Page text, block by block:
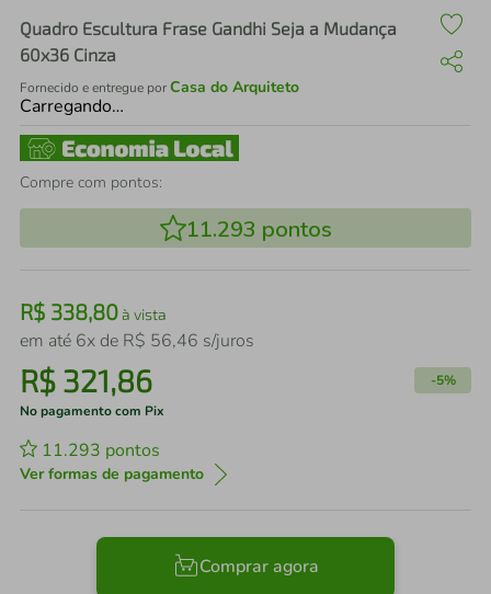
Quadro Escultura Frase Gandhi Seja a Mudança
60x36 Cinza
Fornecido e entregue porCasa do Arquiteto
Carregando…
Compre com pontos:
11.293 pontos
R$ 338,80à vista
em até 6x de R$ 56,46 s/juros
R$ 321,86 -5%
No pagamento com Pix
11.293 pontos
Ver formas de pagamento
Comprar agora